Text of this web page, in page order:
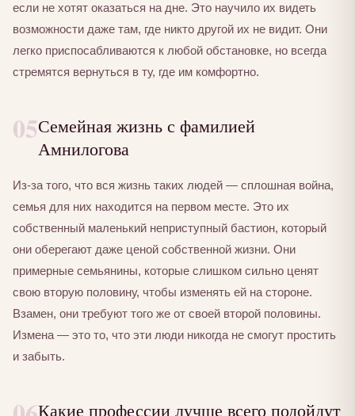
если не хотят оказаться на дне. Это научило их видеть
возможности даже там, где никто другой их не видит. Они
легко приспосабливаются к любой обстановке, но всегда
стремятся вернуться в ту, где им комфортно.
05Семейная жизнь с фамилией
Амнилогова
Из-за того, что вся жизнь таких людей — сплошная война,
семья для них находится на первом месте. Это их
собственный маленький неприступный бастион, который
они оберегают даже ценой собственной жизни. Они
примерные семьянины, которые слишком сильно ценят
свою вторую половину, чтобы изменять ей на стороне.
Взамен, они требуют того же от своей второй половины.
Измена — это то, что эти люди никогда не смогут простить
и забыть.
Какие профессии лучше всего подойдут